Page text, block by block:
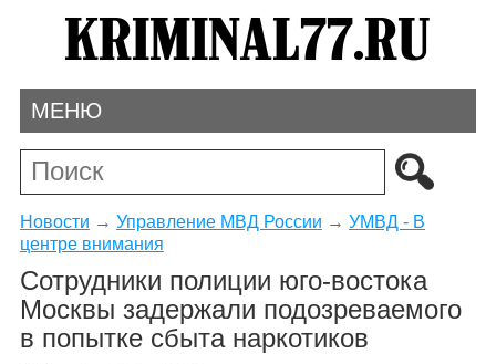
МЕНЮ
Новости → Управление МВД России → УМВД - В
центре внимания
Сотрудники полиции юго-востока
Москвы задержали подозреваемого
в попытке сбыта наркотиков